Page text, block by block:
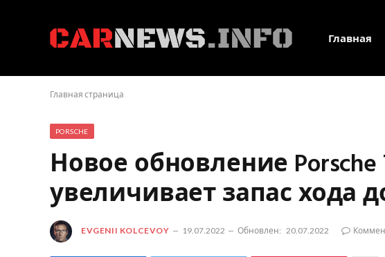
Главная
Главная страница
PORSCHE
Новое обновление Porsche
увеличивает запас хода
EVGENII KOLCEVOY 19.07.2022 Обновлен: 20.07.2022